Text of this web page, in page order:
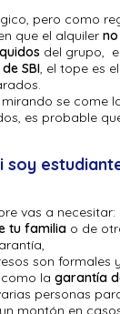
pero como
que el alquiler
del grupo,
SBI , el tope es
mirando se come
es probable
soy
vas a necesitar:
tu familia o de
son formales
como lagarantía
personas
montón en